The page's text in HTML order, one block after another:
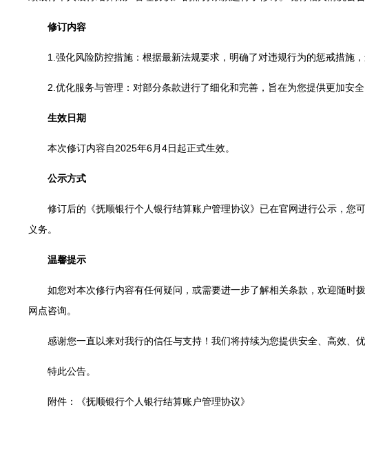
修订内容
1.强化风险防控措施：根据最新法规要求，明确了对违规行为的惩戒措施，
2.优化服务与管理：对部分条款进行了细化和完善，旨在为您提供更加安全
生效日期
本次修订内容自2025年6月4日起正式生效。
公示方式
修订后的《抚顺银行个人银行结算账户管理协议》已在官网进行公示，您
义务。
温馨提示
如您对本次修行内容有任何疑问，或需要进一步了解相关条款，欢迎随时
网点咨询。
感谢您一直以来对我行的信任与支持！我们将持续为您提供安全、高效、优
特此公告。
附件：《抚顺银行个人银行结算账户管理协议》